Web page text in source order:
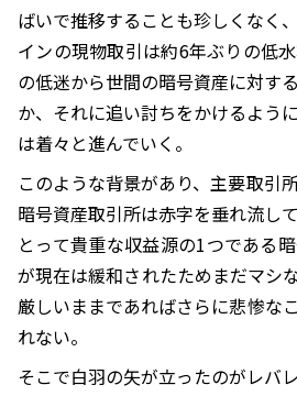
ばいで推移することも珍しくなく
インの現物取引は約6年ぶりの低
の低迷から世間の暗号資産に対す
か、それに追い討ちをかけるよう
は着々と進んでいく。
このような背景があり、主要取引
暗号資産取引所は赤字を垂れ流し
とって貴重な収益源の1つである
が現在は緩和されたためまだマシ
厳しいままであればさらに悲惨な
れない。
そこで白羽の矢が立ったのがレバ